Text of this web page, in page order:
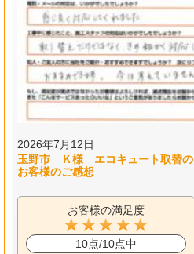
2026年7月12日
玉野市 Ｋ様 エコキュート取替の
お客様のご感想
お客様の満足度
10点/10点中